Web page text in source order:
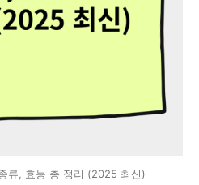
류, 효능 총 정리 (2025 최신)